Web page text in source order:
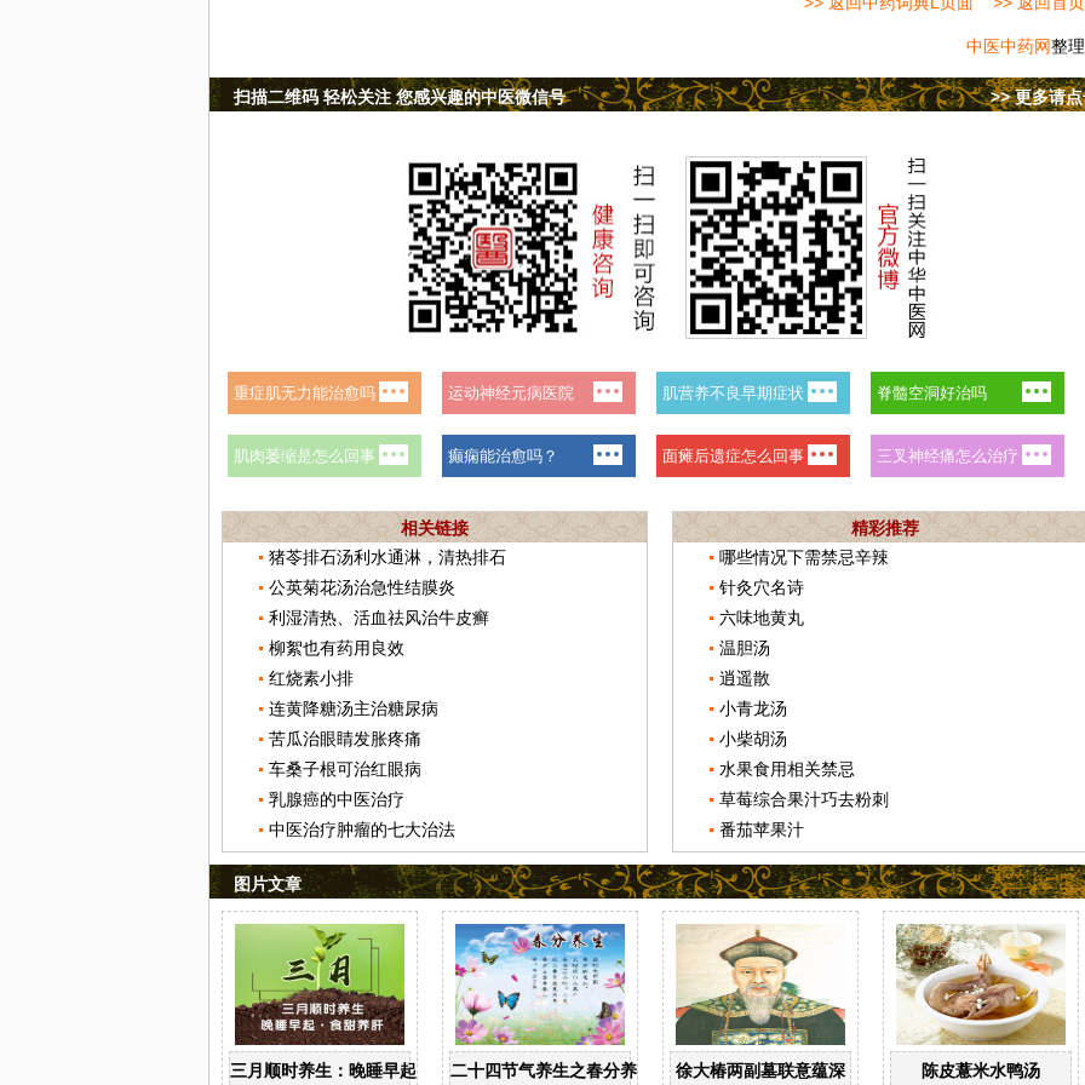
中医中药网整理
>> 更多请
扫描二维码 轻松关注 您感兴趣的中医微信号
相关链接
猪苓排石汤利水通淋，清热排石
公英菊花汤治急性结膜炎
利湿清热、活血祛风治牛皮癣
柳絮也有药用良效
红烧素小排
连黄降糖汤主治糖尿病
苦瓜治眼睛发胀疼痛
车桑子根可治红眼病
乳腺癌的中医治疗
中医治疗肿瘤的七大治法
精彩推荐
哪些情况下需禁忌辛辣
针灸穴名诗
六味地黄丸
温胆汤
逍遥散
小青龙汤
小柴胡汤
水果食用相关禁忌
草莓综合果汁巧去粉刺
番茄苹果汁
图片文章
三月顺时养生：晚睡早起 食甜养肝二十四节气养生之春分养生 徐大椿两副墓联意蕴深 陈皮薏米水鸭汤